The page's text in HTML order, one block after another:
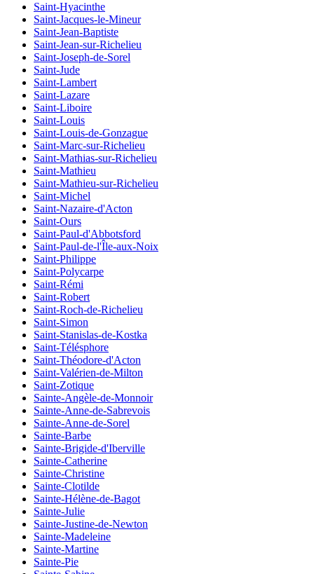
Saint-Hyacinthe
Saint-Jacques-le-Mineur
Saint-Jean-Baptiste
Saint-Jean-sur-Richelieu
Saint-Joseph-de-Sorel
Saint-Jude
Saint-Lambert
Saint-Lazare
Saint-Liboire
Saint-Louis
Saint-Louis-de-Gonzague
Saint-Marc-sur-Richelieu
Saint-Mathias-sur-Richelieu
Saint-Mathieu
Saint-Mathieu-sur-Richelieu
Saint-Michel
Saint-Nazaire-d'Acton
Saint-Ours
Saint-Paul-d'Abbotsford
Saint-Paul-de-l'Île-aux-Noix
Saint-Philippe
Saint-Polycarpe
Saint-Rémi
Saint-Robert
Saint-Roch-de-Richelieu
Saint-Simon
Saint-Stanislas-de-Kostka
Saint-Télésphore
Saint-Théodore-d'Acton
Saint-Valérien-de-Milton
Saint-Zotique
Sainte-Angèle-de-Monnoir
Sainte-Anne-de-Sabrevois
Sainte-Anne-de-Sorel
Sainte-Barbe
Sainte-Brigide-d'Iberville
Sainte-Catherine
Sainte-Christine
Sainte-Clotilde
Sainte-Hélène-de-Bagot
Sainte-Julie
Sainte-Justine-de-Newton
Sainte-Madeleine
Sainte-Martine
Sainte-Pie